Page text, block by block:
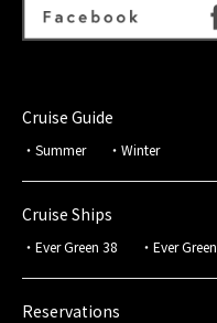
Cruise Guide
Summer Winter
Cruise Ships
Ever Green 38 Ever Green
Reservations